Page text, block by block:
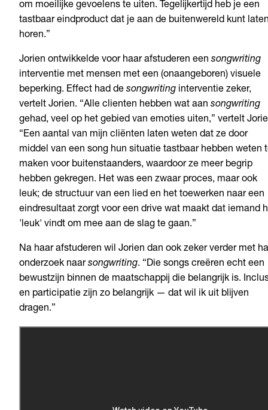
om moeilijke gevoelens te uiten. Tegelijkertijd heb je een
tastbaar eindproduct dat je aan de buitenwereld kunt
horen.”
Jorien ontwikkelde voor haar afstuderen een songwriting
interventie met mensen met een (onaangeboren) visuele
beperking. Effect had de songwriting interventie zeker,
vertelt Jorien. “Alle clienten hebben wat aan songwriting
gehad, veel op het gebied van emoties uiten,” vertelt
“Een aantal van mijn cliënten laten weten dat ze door
middel van een song hun situatie tastbaar hebben weten
maken voor buitenstaanders, waardoor ze meer begrip
hebben gekregen. Het was een zwaar proces, maar ook
leuk; de structuur van een lied en het toewerken naar een
eindresultaat zorgt voor een drive wat maakt dat iemand
'leuk' vindt om mee aan de slag te gaan.”
Na haar afstuderen wil Jorien dan ook zeker verder met
onderzoek naarsongwriting. “Die songs creëren echt een
bewustzijn binnen de maatschappij die belangrijk is.
en participatie zijn zo belangrijk — dat wil ik uit blijven
dragen.”